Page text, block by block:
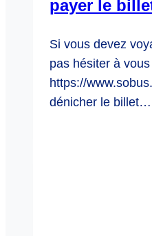
payer le
Si vous devez
pas hésiter à
https://
dénicher le billet…